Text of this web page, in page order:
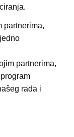
partnerima,
partnerima,
rada i